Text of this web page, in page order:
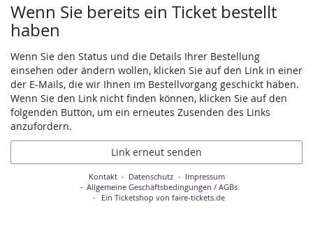
Wenn Sie bereits ein Ticket bestellt
haben
Wenn Sie den Status und die Details Ihrer Bestellung
einsehen oder ändern wollen, klicken Sie auf den Link in einer
der E-Mails, die wir Ihnen im Bestellvorgang geschickt haben.
Wenn Sie den Link nicht finden können, klicken Sie auf den
folgenden Button, um ein erneutes Zusenden des Links
anzufordern.
Link erneut senden
Kontakt Datenschutz
Impressum
Allgemeine Geschäftsbedingungen / AGBs
Ein Ticketshop von faire-tickets.de